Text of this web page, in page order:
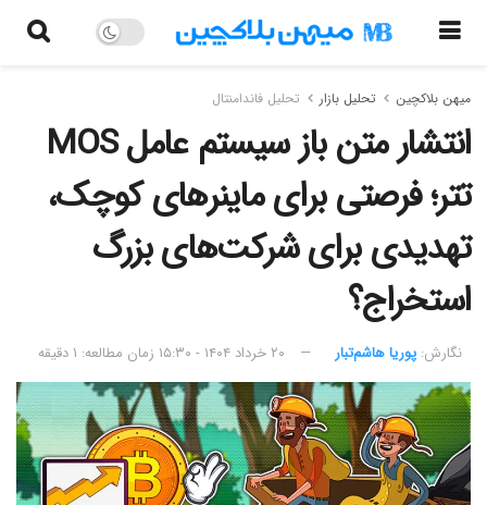
میهن بلاکچین تحلیل بازار تحلیل فاندامنتال
انتشار متن باز سیستم‌ عامل MOS
تتر؛ فرصتی برای ماینرهای کوچک،
تهدیدی برای شرکت‌های بزرگ
استخراج؟
نگارش:‌ پوریا هاشم‌تبار ۲۰ خرداد ۱۴۰۴ - ۱۵:۳۰ زمان مطالعه: ۱ دقیقه